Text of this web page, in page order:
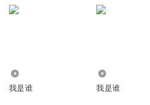
我是谁 我是谁